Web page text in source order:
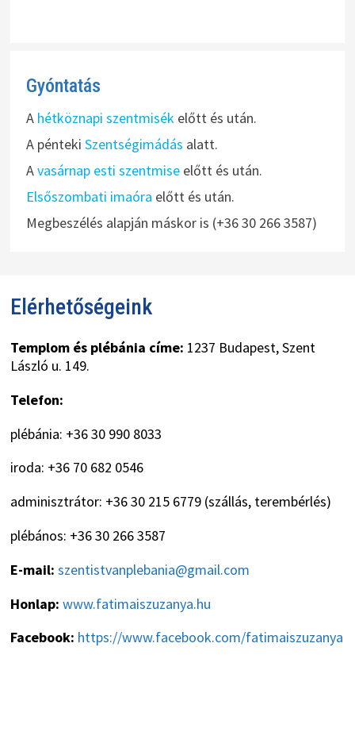
Gyóntatás
A hétköznapi szentmisék előtt és után.
A pénteki Szentségimádás alatt.
Avasárnap esti szentmiseelőtt és után.
Elsőszombati imaóra előtt és után.
Megbeszélés alapján máskor is (+36 30 266 3587)
Elérhetőségeink
Templom és plébánia címe: 1237 Budapest, Szent
László u. 149.
Telefon:
plébánia: +36 30 990 8033
iroda: +36 70 682 0546
adminisztrátor: +36 30 215 6779 (szállás, terembérlés)
plébános: +36 30 266 3587
E-mail: szentistvanplebania@gmail.com
Honlap: www.fatimaiszuzanya.hu
Facebook: https://www.facebook.com/fatimaiszuzanya